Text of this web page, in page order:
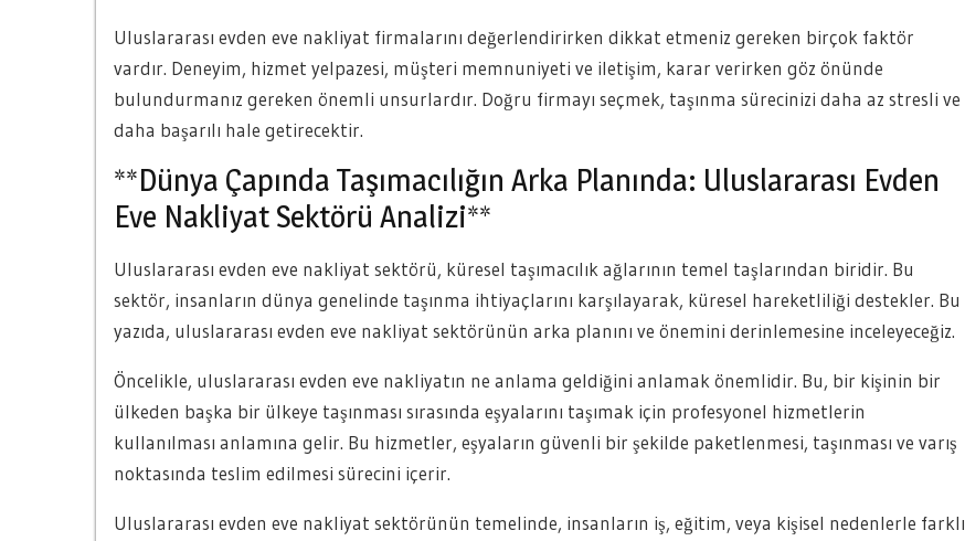
Uluslararası evden eve nakliyat firmalarını değerlendirirken dikkat etmeniz gereken birçok faktör
vardır. Deneyim, hizmet yelpazesi, müşteri memnuniyeti ve iletişim, karar verirken göz önünde
bulundurmanız gereken önemli unsurlardır. Doğru firmayı seçmek, taşınma sürecinizi daha az stresli ve
daha başarılı hale getirecektir.
**Dünya Çapında Taşımacılığın Arka Planında: Uluslararası Evden
Eve Nakliyat Sektörü Analizi**
Uluslararası evden eve nakliyat sektörü, küresel taşımacılık ağlarının temel taşlarından biridir. Bu
sektör, insanların dünya genelinde taşınma ihtiyaçlarını karşılayarak, küresel hareketliliği destekler. Bu
yazıda, uluslararası evden eve nakliyat sektörünün arka planını ve önemini derinlemesine inceleyeceğiz.
Öncelikle, uluslararası evden eve nakliyatın ne anlama geldiğini anlamak önemlidir. Bu, bir kişinin bir
ülkeden başka bir ülkeye taşınması sırasında eşyalarını taşımak için profesyonel hizmetlerin
kullanılması anlamına gelir. Bu hizmetler, eşyaların güvenli bir şekilde paketlenmesi, taşınması ve varış
noktasında teslim edilmesi sürecini içerir.
Uluslararası evden eve nakliyat sektörünün temelinde, insanların iş, eğitim, veya kişisel nedenlerle farklı